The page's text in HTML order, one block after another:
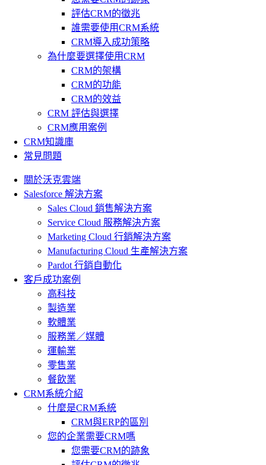
評估CRM的徵兆
誰需要使用CRM系統
CRM導入成功策略
為什麼要選擇使用CRM
CRM的架構
CRM的功能
CRM的效益
CRM 評估與選擇
CRM應用案例
CRM知識庫
常見問題
關於沃克雲端
Salesforce 解決方案
Sales Cloud 銷售解決方案
Service Cloud 服務解決方案
Marketing Cloud 行銷解決方案
Manufacturing Cloud 生產解決方案
Pardot 行銷自動化
客戶成功案例
高科技
製造業
軟體業
服務業／媒體
運輸業
零售業
餐飲業
CRM系統介紹
什麼是CRM系統
CRM與ERP的區別
您的企業需要CRM嗎
您需要CRM的跡象